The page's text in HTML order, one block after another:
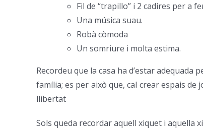
Fil de “trapillo” i 2 cadires per a
Una música suau.
Robà còmoda
Un somriure i molta estima.
Recordeu que la casa ha d’estar
família; es per això que, cal crear espais
llibertat
Sols queda recordar aquell xiquet i aquella